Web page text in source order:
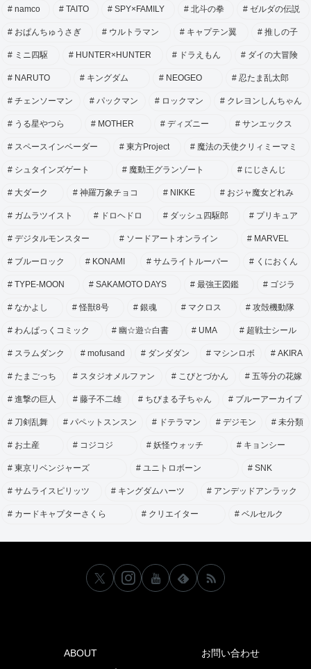
namco TAITO SPY×FAMILY 北斗の拳 ゼルダの伝説
おぱんちゅうさぎ ウルトラマン キャプテン翼 推しの子
ミニ四駆 HUNTER×HUNTER ドラえもん ダイの大冒険
NARUTO キングダム NEOGEO 忍たま乱太郎
チェンソーマン パックマン ロックマン クレヨンしんちゃん
うる星やつら MOTHER ディズニー サンエックス
スペースインベーダー 東方Project 魔法の天使クリィミーマミ
シュタインズゲート 魔動王グランゾート にじさんじ
大ダーク 神羅万象チョコ NIKKE おジャ魔女どれみ
ガムラツイスト ドロヘドロ ダッシュ四駆郎 プリキュア
デジタルモンスター ソードアートオンライン MARVEL
ブルーロック KONAMI サムライトルーパー くにおくん
TYPE-MOON SAKAMOTO DAYS 最強王図鑑 ゴジラ
なかよし 怪獣8号 銀魂 マクロス 攻殻機動隊
わんぱっくコミック 幽☆遊☆白書 UMA 超戦士シール
スラムダンク mofusand ダンダダン マシンロボ AKIRA
たまごっち スタジオメルファン こびとづかん 五等分の花嫁
進撃の巨人 藤子不二雄 ちびまる子ちゃん ブルーアーカイブ
刀剣乱舞 パペットスンスン ドテラマン デジモン 未分類
お土産 コジコジ 妖怪ウォッチ キョンシー
東京リベンジャーズ ユニトロボーン SNK
サムライスピリッツ キングダムハーツ アンデッドアンラック
カードキャプターさくら クリエイター ベルセルク
ABOUT
お問い合わせ